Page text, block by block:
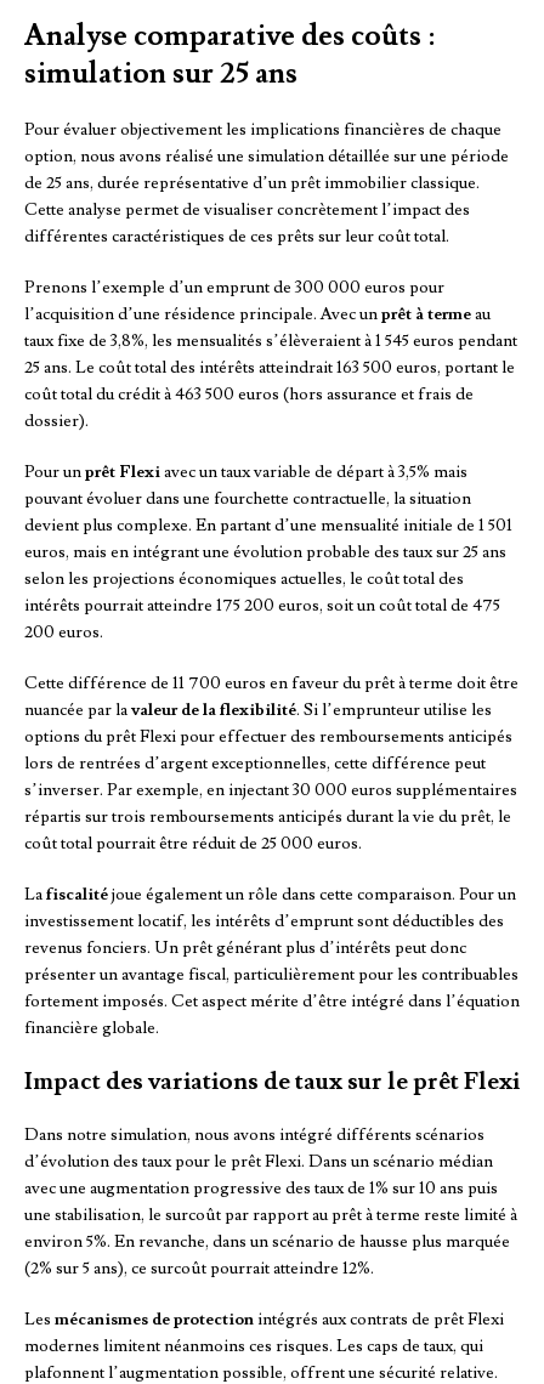
Analyse comparative des coûts :
simulation sur 25 ans
Pour évaluer objectivement les implications financières de chaque
option, nous avons réalisé une simulation détaillée sur une période
de 25 ans, durée représentative d’un prêt immobilier classique.
Cette analyse permet de visualiser concrètement l’impact des
différentes caractéristiques de ces prêts sur leur coût total.
Prenons l’exemple d’un emprunt de 300 000 euros pour
l’acquisition d’une résidence principale. Avec unprêt à termeau
taux fixe de 3,8%, les mensualités s’élèveraient à 1 545 euros pendant
25 ans. Le coût total des intérêts atteindrait 163 500 euros, portant le
coût total du crédit à 463 500 euros (hors assurance et frais de
dossier).
Pour unprêt Flexiavec un taux variable de départ à 3,5% mais
pouvant évoluer dans une fourchette contractuelle, la situation
devient plus complexe. En partant d’une mensualité initiale de 1 501
euros, mais en intégrant une évolution probable des taux sur 25 ans
selon les projections économiques actuelles, le coût total des
intérêts pourrait atteindre 175 200 euros, soit un coût total de 475
200 euros.
Cette différence de 11 700 euros en faveur du prêt à terme doit être
nuancée par lavaleur de la flexibilité. Si l’emprunteur utilise les
options du prêt Flexi pour effectuer des remboursements anticipés
lors de rentrées d’argent exceptionnelles, cette différence peut
s’inverser. Par exemple, en injectant 30 000 euros supplémentaires
répartis sur trois remboursements anticipés durant la vie du prêt, le
coût total pourrait être réduit de 25 000 euros.
Lafiscalitéjoue également un rôle dans cette comparaison. Pour un
investissement locatif, les intérêts d’emprunt sont déductibles des
revenus fonciers. Un prêt générant plus d’intérêts peut donc
présenter un avantage fiscal, particulièrement pour les contribuables
fortement imposés. Cet aspect mérite d’être intégré dans l’équation
financière globale.
Impact des variations de taux sur le prêt Flexi
Dans notre simulation, nous avons intégré différents scénarios
d’évolution des taux pour le prêt Flexi. Dans un scénario médian
avec une augmentation progressive des taux de 1% sur 10 ans puis
une stabilisation, le surcoût par rapport au prêt à terme reste limité à
environ 5%. En revanche, dans un scénario de hausse plus marquée
(2% sur 5 ans), ce surcoût pourrait atteindre 12%.
Les mécanismes de protectionintégrés aux contrats de prêt Flexi
modernes limitent néanmoins ces risques. Les caps de taux, qui
plafonnent l’augmentation possible, offrent une sécurité relative.